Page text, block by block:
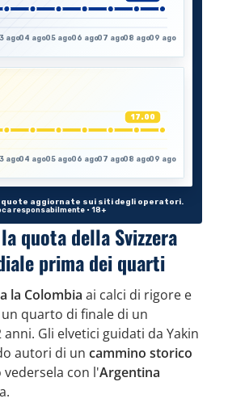
quota della Svizzera
prima dei quarti
la Colombia ai calci di rigore e
quarto di finale di un
Gli elvetici guidati da Yakin
autori di un cammino storico
vedersela con l'Argentina